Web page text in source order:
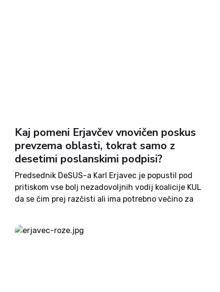
Kaj pomeni Erjavčev vnovičen poskus
prevzema oblasti, tokrat samo z
desetimi poslanskimi podpisi?
Predsednik DeSUS-a Karl Erjavec je popustil pod
pritiskom vse bolj nezadovoljnih vodij koalicije KUL
da se čim prej razčisti ali ima potrebno večino za
ponovno vložil naslednji teden, najverjetneje v
sredo, a tokrat le z...